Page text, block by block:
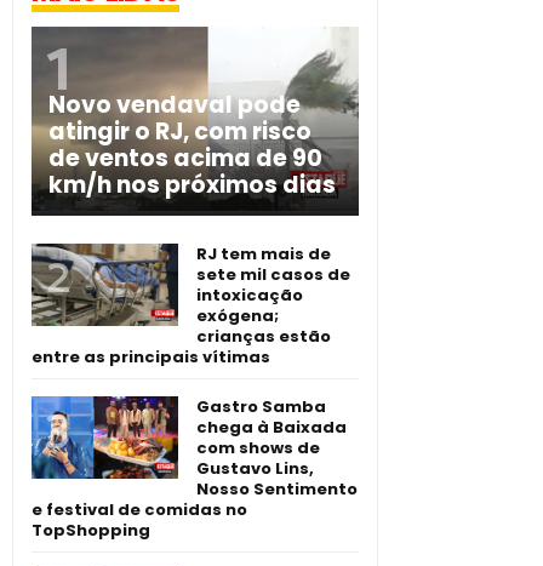
Novo vendaval pode
atingir o RJ, com risco
de ventos acima de 90
km/h nos próximos dias
RJ tem mais de
sete mil casos de
intoxicação
exógena;
crianças estão
entre as principais vítimas
Gastro Samba
chega à Baixada
com shows de
Gustavo Lins,
Nosso Sentimento
e festival de comidas no
TopShopping